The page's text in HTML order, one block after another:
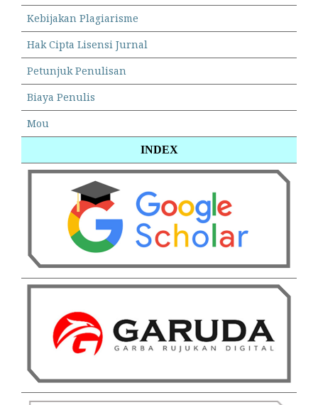
Kebijakan Plagiarisme
Hak Cipta Lisensi Jurnal
Petunjuk Penulisan
Biaya Penulis
Mou
INDEX